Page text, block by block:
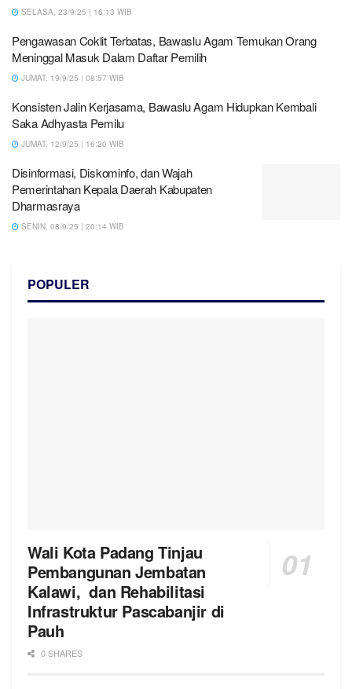
SELASA, 23/9/25 | 16:13 WIB
Pengawasan Coklit Terbatas, Bawaslu Agam Temukan Orang
Meninggal Masuk Dalam Daftar Pemilih
JUMAT, 19/9/25 | 08:57 WIB
Konsisten Jalin Kerjasama, Bawaslu Agam Hidupkan Kembali
Saka Adhyasta Pemilu
JUMAT, 12/9/25 | 16:20 WIB
Disinformasi, Diskominfo, dan Wajah
Pemerintahan Kepala Daerah Kabupaten
Dharmasraya
SENIN, 08/9/25 | 20:14 WIB
POPULER
Wali Kota Padang Tinjau
Pembangunan Jembatan
Kalawi, dan Rehabilitasi
Infrastruktur Pascabanjir di
Pauh
0 SHARES